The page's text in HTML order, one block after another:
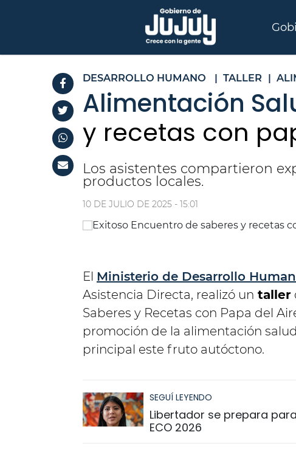
DESARROLLO HUMANO | TALLER |
Alimentación
y recetas con
Los asistentes compartieron
productos locales.
10 DE JULIO DE 2025 - 15:01
El Ministerio de Desarrollo
Asistencia Directa, realizó un taller
Saberes y Recetas con Papa del
promoción de la alimentación
principal este fruto autóctono.
SEGUÍ LEYENDO
Libertador se prepara
ECO 2026